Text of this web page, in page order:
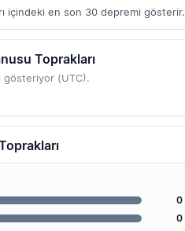
içindeki en son 30 depremi gösterir.
Toprakları
gösteriyor (UTC).
0
0